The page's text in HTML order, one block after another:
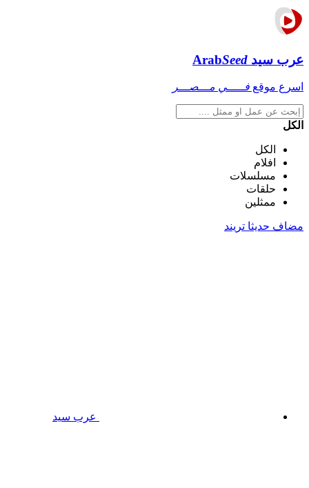
عرب سيد ArabSeed
اسرع موقع فـــــي مـــصـــر
الكل
الكل
افلام
مسلسلات
حلقات
ممثلين
مضاف حديثا تريند
عرب سيد